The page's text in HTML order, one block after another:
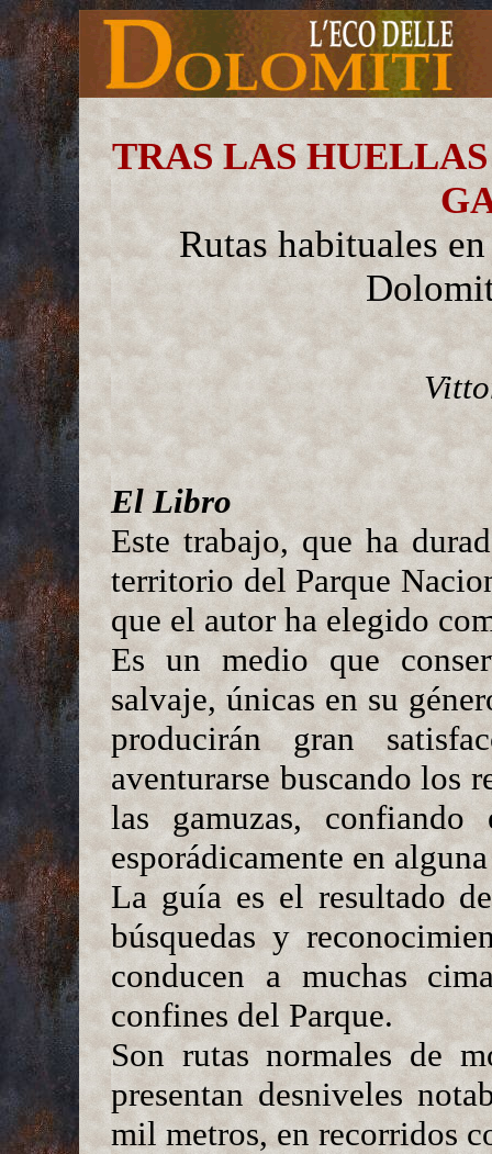
TRAS LAS
Rutas habituales
El Libro
Este trabajo, que ha
territorio del Parque
que el autor ha elegido
Es un medio que
salvaje, únicas en su
producirán gran
aventurarse buscando los
las gamuzas,
esporádicamente en
La guía es el resultado
búsquedas y
conducen a muchas
confines del Parque.
Son rutas normales de
presentan desniveles
mil metros, en recorridos